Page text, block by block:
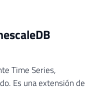
Time Series,
Es una extensión de